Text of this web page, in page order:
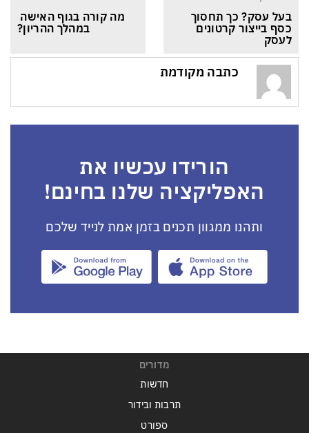
בעל עסק? כך תחסוך
כסף בייצור קרטונים
לעסק
מה קורה בגוף האישה
במהלך ההריון?
כתבה מקודמת
הורידו עכשיו את
האפליקציה שלנו בחינם!
ותהנו ממגוון תכנים בזמן אמת לנייד שלכם
מדורים
חדשות
תרבות ובידור
ספורט